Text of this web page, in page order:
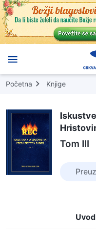
Početna Knjige
Tom III
Uvod